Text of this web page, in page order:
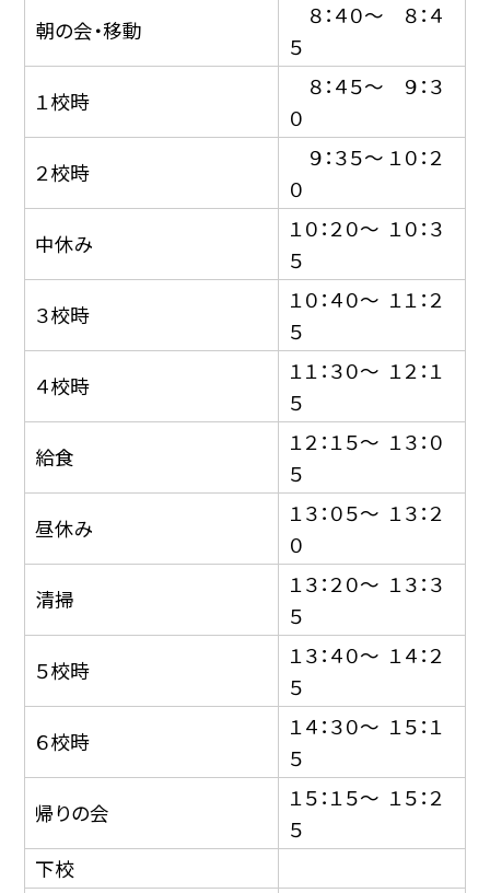
朝の会・移動
８：４０〜 ８：４
５
１校時
８：４５〜 ９：３
０
２校時
９：３５〜 １０：２
０
中休み
１０：２０〜 １０：３
５
３校時
１０：４０〜 １１：２
５
４校時
１１：３０〜 １２：１
５
給食
１２：１５〜 １３：０
５
昼休み
１３：０５〜 １３：２
０
清掃
１３：２０〜 １３：３
５
５校時
１３：４０〜 １４：２
５
６校時
１４：３０〜 １５：１
５
帰りの会
１５：１５〜 １５：２
５
下校